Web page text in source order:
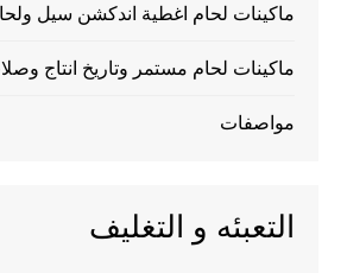
ماكينات لحام اغطية اندكشن سيل
ماكينات لحام مستمر وتاريخ انتاج
مواصفات
التعبئه و التغليف